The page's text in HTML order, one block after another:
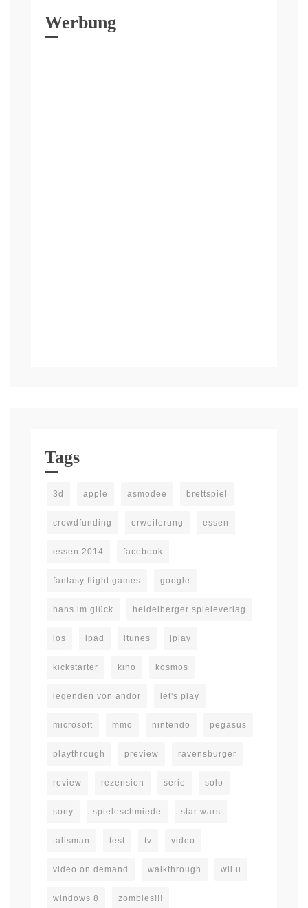
Werbung
Tags
3d apple asmodee brettspiel
crowdfunding erweiterung essen
essen 2014 facebook
fantasy flight games google
hans im glück heidelberger spieleverlag
ios ipad itunes jplay
kickstarter kino kosmos
legenden von andor let's play
microsoft mmo nintendo pegasus
playthrough preview ravensburger
review rezension serie solo
sony spieleschmiede star wars
talisman test tv video
video on demand walkthrough wii u
windows 8 zombies!!!